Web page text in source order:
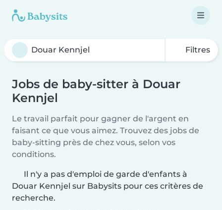
Filtres
Jobs de baby-sitter à Douar
Kennjel
Le travail parfait pour gagner de l'argent en
faisant ce que vous aimez. Trouvez des jobs de
baby-sitting près de chez vous, selon vos
conditions.
Il n'y a pas d'emploi de garde d'enfants à
Douar Kennjel sur Babysits pour ces critères de
recherche.